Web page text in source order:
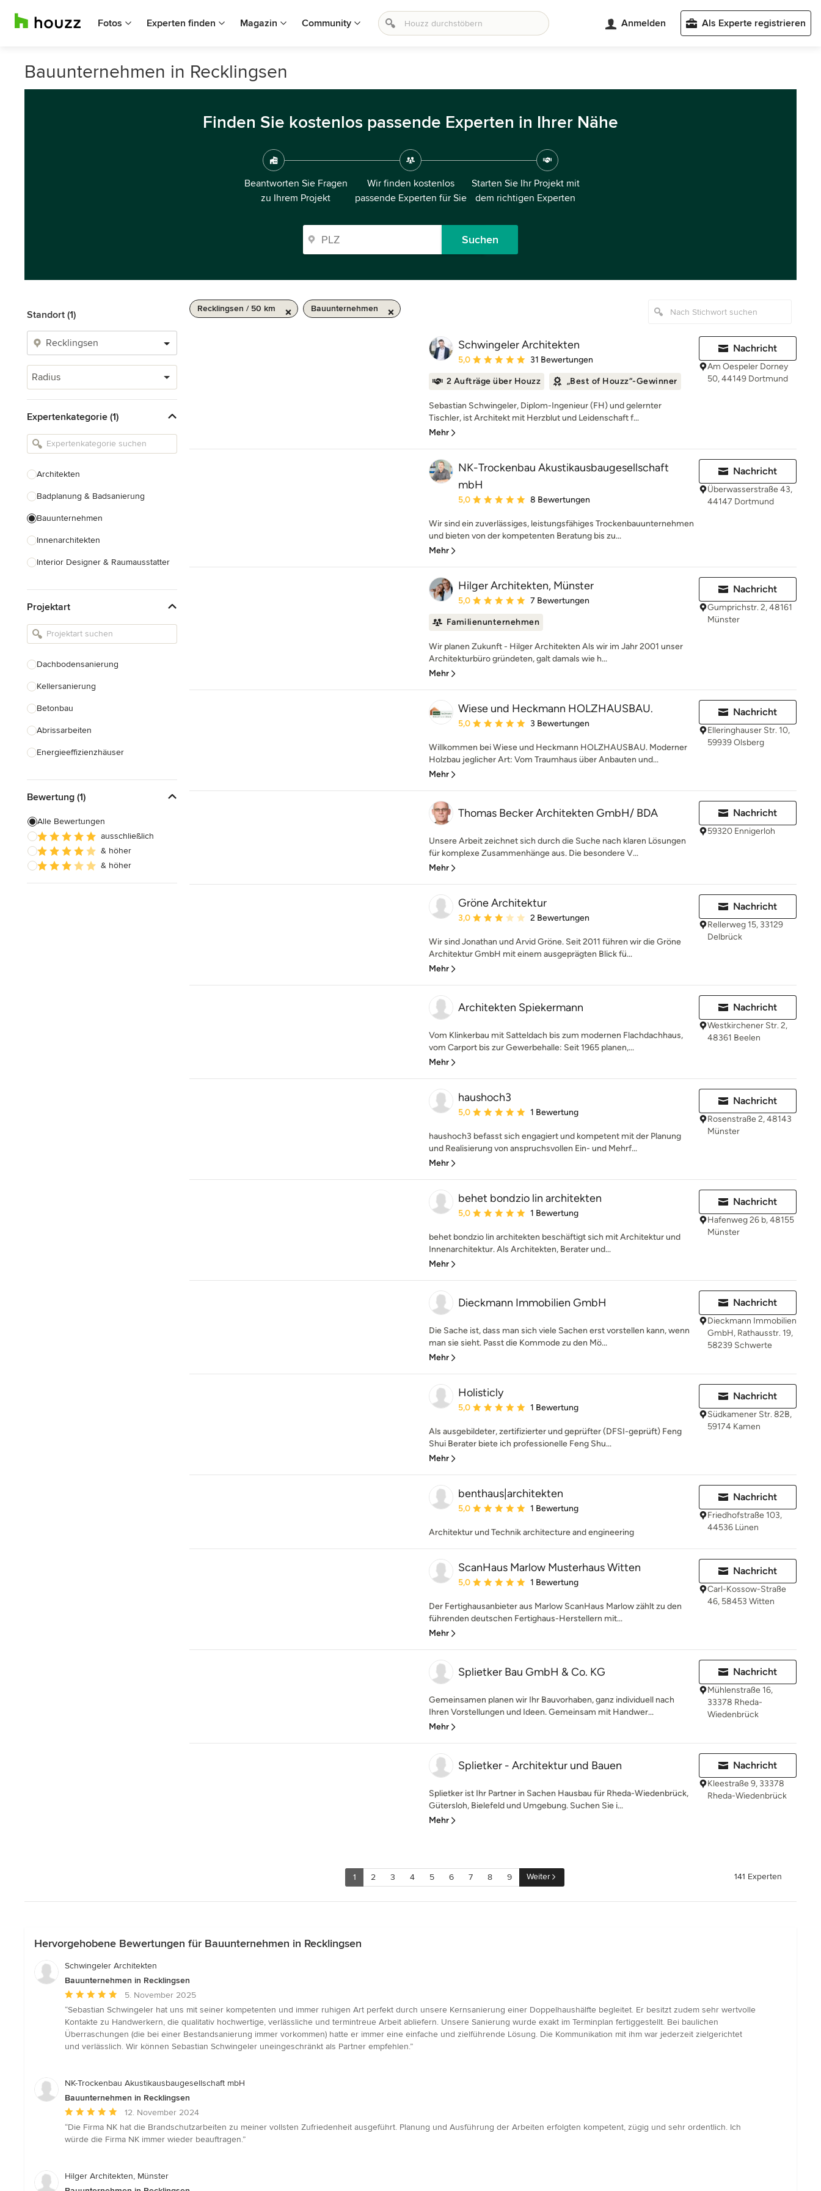
Fotos Experten finden Magazin Community Anmelden Als Experte registrieren
Bauunternehmen in Recklingsen
Finden Sie kostenlos passende Experten in Ihrer Nähe
Beantworten Sie Fragen
zu Ihrem Projekt
Wir finden kostenlos
passende Experten für Sie
Starten Sie Ihr Projekt mit
dem richtigen Experten
Suchen
Standort (1)
Radius
Expertenkategorie (1)
Architekten
Badplanung & Badsanierung
Bauunternehmen
Innenarchitekten
Interior Designer & Raumausstatter
Landschaftsarchitekten
Armaturen & Sanitärbedarf
Projektart
Dachbodensanierung
Kellersanierung
Betonbau
Abrissarbeiten
Energieeffizienzhäuser
Garagenbau
Nachhaltiges Bauen
Hausanbau
Hauserweiterungen
Bewertung (1)
Alle Bewertungen
ausschließlich
& höher
& höher
Recklingsen / 50 km Bauunternehmen
Schwingeler Architekten
Durchschnittliche Bewertung: 5 von 5 Sternen
5,0 31 Bewertungen
2 Aufträge über Houzz „Best of Houzz“-Gewinner
Sebastian Schwingeler, Diplom-Ingenieur (FH) und gelernter
Tischler, ist Architekt mit Herzblut und Leidenschaft f...
Mehr
Nachricht
Am Oespeler Dorney
50, 44149 Dortmund
NK-Trockenbau Akustikausbaugesellschaft
mbH
Durchschnittliche Bewertung: 5 von 5 Sternen
5,0 8 Bewertungen
Wir sind ein zuverlässiges, leistungsfähiges Trockenbauunternehmen
und bieten von der kompetenten Beratung bis zu...
Mehr
Nachricht
Überwasserstraße 43,
44147 Dortmund
Hilger Architekten, Münster
Durchschnittliche Bewertung: 5 von 5 Sternen
5,0 7 Bewertungen
Familienunternehmen
Wir planen Zukunft - Hilger Architekten Als wir im Jahr 2001 unser
Architekturbüro gründeten, galt damals wie h...
Mehr
Nachricht
Gumprichstr. 2, 48161
Münster
Wiese und Heckmann HOLZHAUSBAU.
Durchschnittliche Bewertung: 5 von 5 Sternen
5,0 3 Bewertungen
Willkommen bei Wiese und Heckmann HOLZHAUSBAU. Moderner
Holzbau jeglicher Art: Vom Traumhaus über Anbauten und...
Mehr
Nachricht
Elleringhauser Str. 10,
59939 Olsberg
Thomas Becker Architekten GmbH/ BDA
Unsere Arbeit zeichnet sich durch die Suche nach klaren Lösungen
für komplexe Zusammenhänge aus. Die besondere V...
Mehr
Nachricht
59320 Ennigerloh
Gröne Architektur
Durchschnittliche Bewertung: 3 von 5 Sternen
3,0 2 Bewertungen
Wir sind Jonathan und Arvid Gröne. Seit 2011 führen wir die Gröne
Architektur GmbH mit einem ausgeprägten Blick fü...
Mehr
Nachricht
Rellerweg 15, 33129
Delbrück
Architekten Spiekermann
Vom Klinkerbau mit Satteldach bis zum modernen Flachdachhaus,
vom Carport bis zur Gewerbehalle: Seit 1965 planen,...
Mehr
Nachricht
Westkirchener Str. 2,
48361 Beelen
haushoch3
Durchschnittliche Bewertung: 5 von 5 Sternen
5,0 1 Bewertung
haushoch3 befasst sich engagiert und kompetent mit der Planung
und Realisierung von anspruchsvollen Ein- und Mehrf...
Mehr
Nachricht
Rosenstraße 2, 48143
Münster
behet bondzio lin architekten
Durchschnittliche Bewertung: 5 von 5 Sternen
5,0 1 Bewertung
behet bondzio lin architekten beschäftigt sich mit Architektur und
Innenarchitektur. Als Architekten, Berater und...
Mehr
Nachricht
Hafenweg 26 b, 48155
Münster
Dieckmann Immobilien GmbH
Die Sache ist, dass man sich viele Sachen erst vorstellen kann, wenn
man sie sieht. Passt die Kommode zu den Mö...
Mehr
Nachricht
Dieckmann Immobilien
GmbH, Rathausstr. 19,
58239 Schwerte
Holisticly
Durchschnittliche Bewertung: 5 von 5 Sternen
5,0 1 Bewertung
Als ausgebildeter, zertifizierter und geprüfter (DFSI-geprüft) Feng
Shui Berater biete ich professionelle Feng Shu...
Mehr
Nachricht
Südkamener Str. 82B,
59174 Kamen
benthaus|architekten
Durchschnittliche Bewertung: 5 von 5 Sternen
5,0 1 Bewertung
Architektur und Technik architecture and engineering
Nachricht
Friedhofstraße 103,
44536 Lünen
ScanHaus Marlow Musterhaus Witten
Durchschnittliche Bewertung: 5 von 5 Sternen
5,0 1 Bewertung
Der Fertighausanbieter aus Marlow ScanHaus Marlow zählt zu den
führenden deutschen Fertighaus-Herstellern mit...
Mehr
Nachricht
Carl-Kossow-Straße
46, 58453 Witten
Splietker Bau GmbH & Co. KG
Gemeinsamen planen wir Ihr Bauvorhaben, ganz individuell nach
Ihren Vorstellungen und Ideen. Gemeinsam mit Handwer...
Mehr
Nachricht
Mühlenstraße 16,
33378 Rheda-
Wiedenbrück
Splietker - Architektur und Bauen
Splietker ist Ihr Partner in Sachen Hausbau für Rheda-Wiedenbrück,
Gütersloh, Bielefeld und Umgebung. Suchen Sie i...
Mehr
Nachricht
Kleestraße 9, 33378
Rheda-Wiedenbrück
1 2 3 4 5 6 7 8 9 Weiter 141 Experten
Hervorgehobene Bewertungen für Bauunternehmen in Recklingsen
Schwingeler Architekten
Bauunternehmen in Recklingsen
Durchschnittliche
Bewertung:
5
von
5
5. November 2025
“Sebastian Schwingeler hat uns mit seiner kompetenten und immer ruhigen Art perfekt durch unsere Kernsanierung einer Doppelhaushälfte begleitet. Er besitzt zudem sehr wertvolle
Kontakte zu Handwerkern, die qualitativ hochwertige, verlässliche und termintreue Arbeit abliefern. Unsere Sanierung wurde exakt im Terminplan fertiggestellt. Bei baulichen
Überraschungen (die bei einer Bestandsanierung immer vorkommen) hatte er immer eine einfache und zielführende Lösung. Die Kommunikation mit ihm war jederzeit zielgerichtet
und verlässlich. Wir können Sebastian Schwingeler uneingeschränkt als Partner empfehlen.”
NK-Trockenbau Akustikausbaugesellschaft mbH
Bauunternehmen in Recklingsen
Durchschnittliche
Bewertung:
5
Sternen
12. November 2024
“Die Firma NK hat die Brandschutzarbeiten zu meiner vollsten Zufriedenheit ausgeführt. Planung und Ausführung der Arbeiten erfolgten kompetent, zügig und sehr ordentlich. Ich
würde die Firma NK immer wieder beauftragen.”
Hilger Architekten, Münster